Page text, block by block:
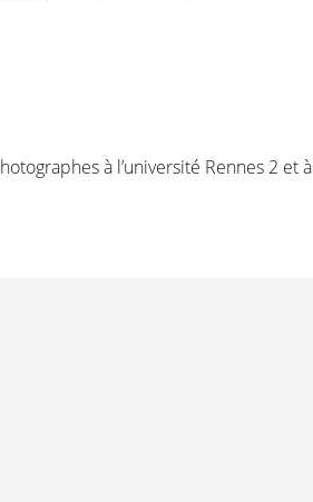
à l’université Rennes 2 et à